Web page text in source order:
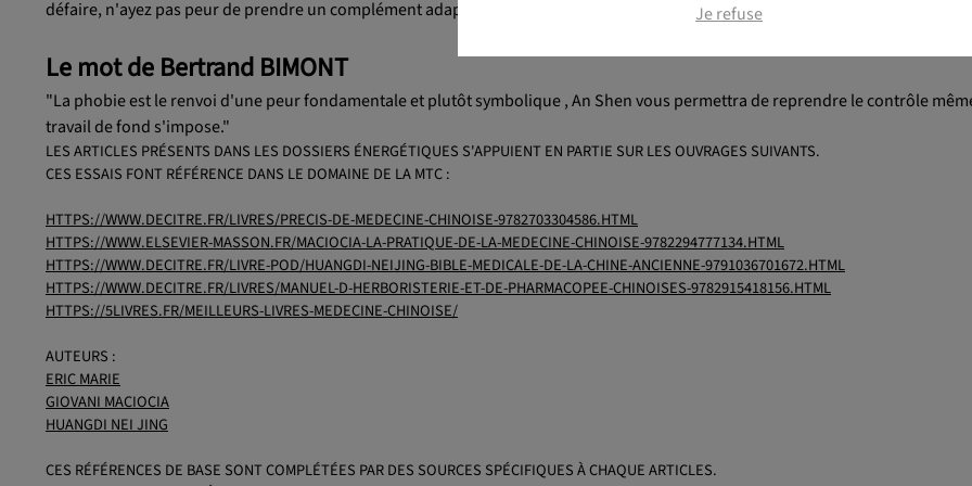
défaire, n'ayez pas peur de prendre un complément adapté.
Le mot de Bertrand BIMONT
"La phobie est le renvoi d'une peur fondamentale et plutôt symbolique , An Shen vous permettra de reprendre le contrôle
travail de fond s'impose."
LES ARTICLES PRÉSENTS DANS LES DOSSIERS ÉNERGÉTIQUES S'APPUIENT EN PARTIE SUR LES OUVRAGES SUIVANTS.
CES ESSAIS FONT RÉFÉRENCE DANS LE DOMAINE DE LA MTC :
HTTPS://WWW.DECITRE.FR/LIVRES/PRECIS-DE-MEDECINE-CHINOISE-9782703304586.HTML
HTTPS://WWW.ELSEVIER-MASSON.FR/MACIOCIA-LA-PRATIQUE-DE-LA-MEDECINE-CHINOISE-9782294777134.HTML
HTTPS://WWW.DECITRE.FR/LIVRE-POD/HUANGDI-NEIJING-BIBLE-MEDICALE-DE-LA-CHINE-ANCIENNE-9791036701672.HTML
HTTPS://WWW.DECITRE.FR/LIVRES/MANUEL-D-HERBORISTERIE-ET-DE-PHARMACOPEE-CHINOISES-9782915418156.HTML
HTTPS://5LIVRES.FR/MEILLEURS-LIVRES-MEDECINE-CHINOISE/
AUTEURS :
ERIC MARIE
GIOVANI MACIOCIA
HUANGDI NEI JING
CES RÉFÉRENCES DE BASE SONT COMPLÉTÉES PAR DES SOURCES SPÉCIFIQUES À CHAQUE ARTICLES.
Je refuse